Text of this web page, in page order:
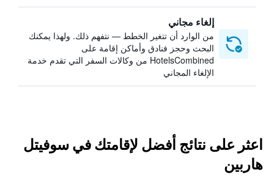
إلغاء مجاني
من الوارد أن تتغير الخطط — نتفهم ذلك. ولهذا يمكنك
البحث وحجز فنادق وأماكن إقامة على
HotelsCombined من وكالات السفر التي تقدم خدمة
الإلغاء المجاني
اعثر على نتائج أفضل لإقامتك في سوفيتل
هاربين